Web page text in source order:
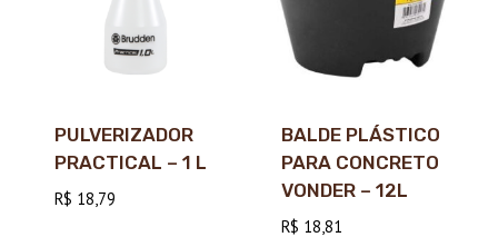
PULVERIZADOR
PRACTICAL – 1 L
R$ 18,79
BALDE PLÁSTICO
PARA CONCRETO
VONDER – 12L
R$ 18,81